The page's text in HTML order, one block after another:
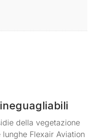
della vegetazione
Flexair Aviation